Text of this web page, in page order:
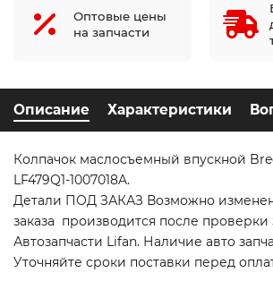
Оптовые цены
на запчасти
Описание Характеристики
Колпачок маслосъемный впускной
LF479Q1-1007018A.
Детали ПОД ЗАКАЗ Возможно
заказа производится после проверки
Автозапчасти Lifan. Наличие авто
Уточняйте сроки поставки перед